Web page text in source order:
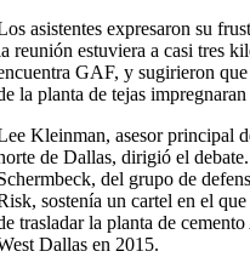
asistentes expresaron su
reunión estuviera a casi tres
GAF, y sugirieron
la planta de tejas
Kleinman, asesor principal
de Dallas, dirigió el
del grupo de
sostenía un cartel en el
trasladar la planta de
Dallas en 2015.